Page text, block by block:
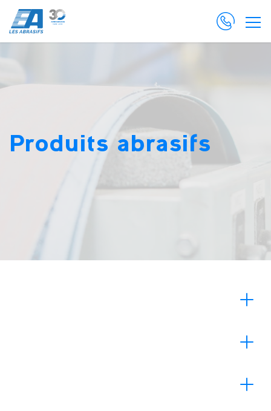
Produits abrasifs